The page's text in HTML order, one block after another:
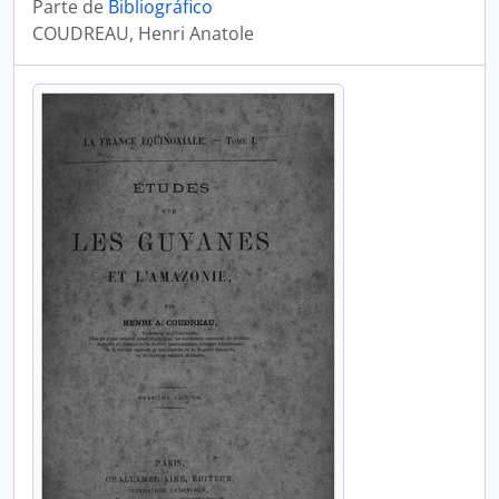
Parte de Bibliográfico
COUDREAU, Henri Anatole